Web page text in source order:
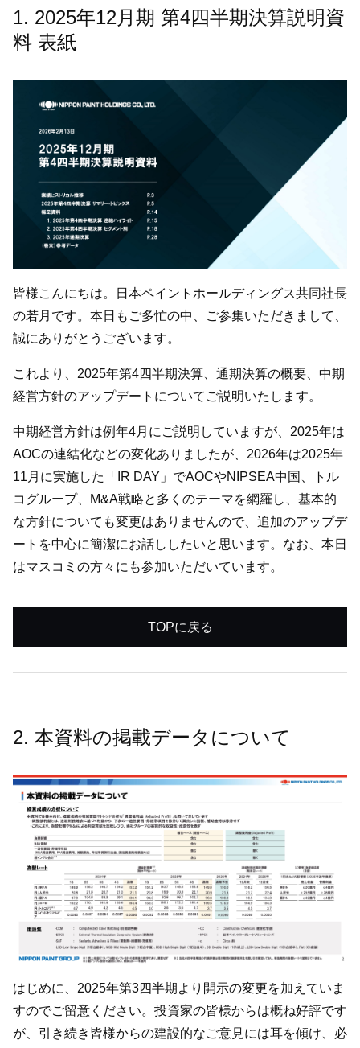
1. 2025年12月期 第4四半期決算説明資
料 表紙
皆様こんにちは。日本ペイントホールディングス共同社長
の若月です。本日もご多忙の中、ご参集いただきまして、
誠にありがとうございます。
これより、2025年第4四半期決算、通期決算の概要、中期
経営方針のアップデートについてご説明いたします。
中期経営方針は例年4月にご説明していますが、2025年は
AOCの連結化などの変化ありましたが、2026年は2025年
11月に実施した「IR DAY」でAOCやNIPSEA中国、トル
コグループ、M&A戦略と多くのテーマを網羅し、基本的
な方針についても変更はありませんので、追加のアップデ
ートを中心に簡潔にお話ししたいと思います。なお、本日
はマスコミの方々にも参加いただいています。
TOPに戻る
2. 本資料の掲載データについて
はじめに、2025年第3四半期より開示の変更を加えていま
すのでご留意ください。投資家の皆様からは概ね好評です
が、引き続き皆様からの建設的なご意見には耳を傾け、必